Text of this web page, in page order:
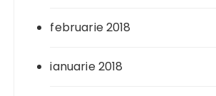
februarie 2018
ianuarie 2018